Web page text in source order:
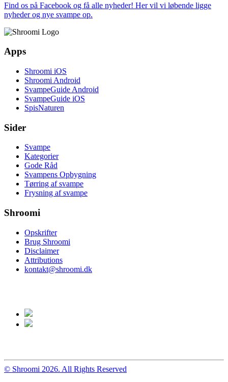
Find os på Facebook og få alle nyheder! Her vil vi løbende ligge
nyheder og nye svampe op.
Apps
Shroomi iOS
Shroomi Android
SvampeGuide Android
SvampeGuide iOS
SpisNaturen
Sider
Svampe
Kategorier
Gode Råd
Svampens Opbygning
Tørring af svampe
Frysning af svampe
Shroomi
Opskrifter
Brug Shroomi
Disclaimer
Attributions
kontakt@shroomi.dk
© Shroomi 2026. All Rights Reserved